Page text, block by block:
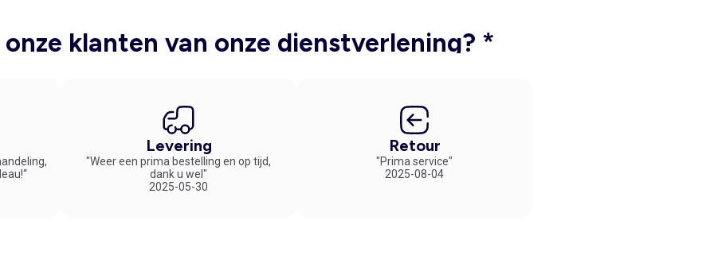
klanten van onze dienstverlening? *
Levering
"Weer een prima bestelling en op tijd,
dank u wel"
2025-05-30
Retour
"Prima service"
2025-08-04